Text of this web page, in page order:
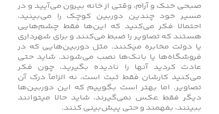
صبحی خنک و آرام، وقتی از خانه بیرون می‌آیید و در
مسیر خود چندین دوربین کوچک را می‌بینید،
احتمالا فکر می‌کنید که این‌ها فقط چشم‌هایی
هستند که تصاویر را ضبط می‌کنند و برای شهرداری
یا دولت مخابره میکنند. مثل دوربین‌هایی که در
فروشگاه‌ها یا بانک‌ها نصب می‌شوند. شاید حتی
عادت کردید آنها را نادیده بگیرید، چون فکر
می‌کنید کارشان فقط ثبت است، نه الزاماً درک آن
تصاویر. اما بهتر است بگوییم که این دوربین‌ها
دیگر فقط عکس نمی‌گیرند، شاید حالا میتوانند
ببینند، بفهمند و حتی پیش‌بینی کنند.